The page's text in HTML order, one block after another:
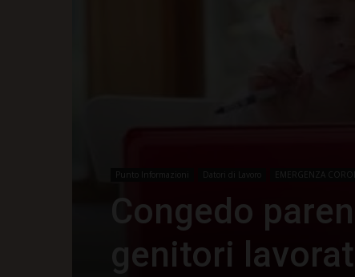
Punto Informazioni Datori di Lavoro EMERGENZA
Congedo
genitori